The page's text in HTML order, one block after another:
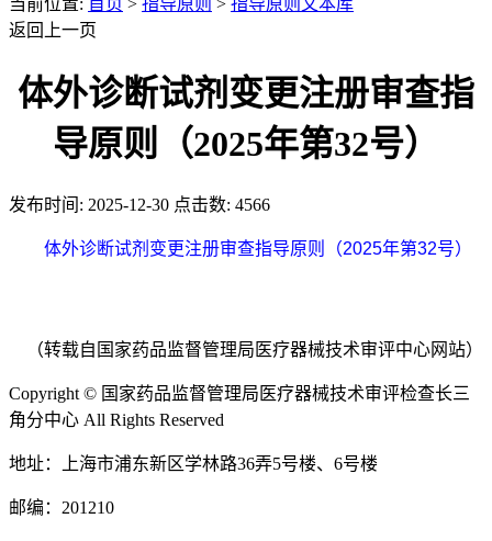
当前位置: 首页 > 指导原则 > 指导原则文本库
返回上一页
体外诊断试剂变更注册审查指
导原则（2025年第32号）
发布时间: 2025-12-30 点击数: 4566
体外诊断试剂变更注册审查指导原则（2025年第32号）
（转载自国家药品监督管理局医疗器械技术审评中心网站）
Copyright © 国家药品监督管理局医疗器械技术审评检查长三
角分中心 All Rights Reserved
地址：上海市浦东新区学林路36弄5号楼、6号楼
邮编：201210